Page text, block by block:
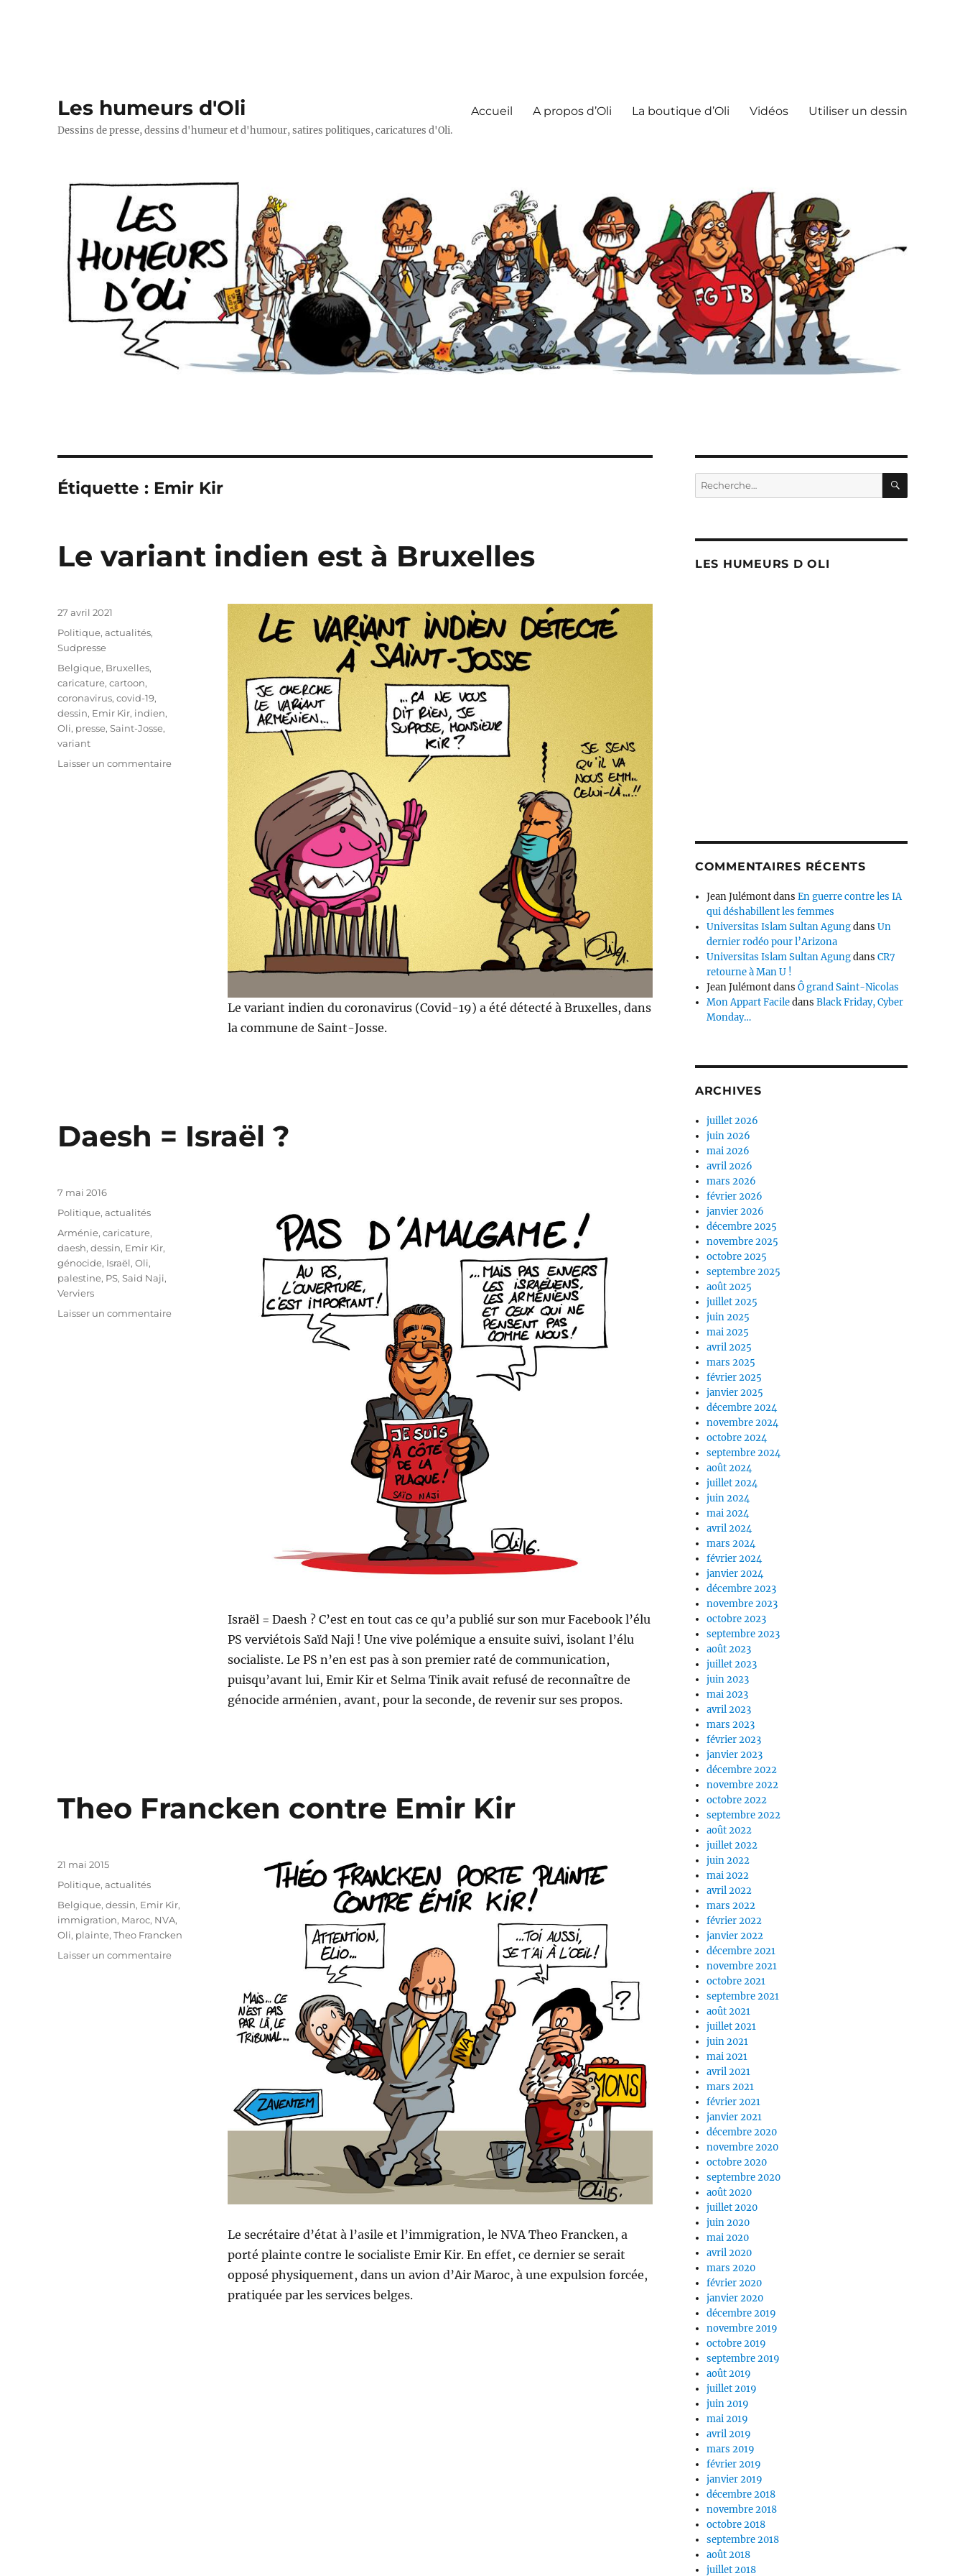
Les humeurs d'Oli
Dessins de presse, dessins d'humeur et d'humour, satires politiques, caricatures d'Oli.
Accueil A propos d’Oli La boutique d’Oli Vidéos Utiliser un dessin
Étiquette : Emir Kir
Le variant indien est à Bruxelles
Le variant indien du coronavirus (Covid-19) a été détecté à Bruxelles, dans
la commune de Saint-Josse.
Publié
27 avril 2021
Catégories
Politique, actualités,
Sudpresse
Étiquettes
Belgique, Bruxelles,
caricature,cartoon,
coronavirus,covid-19,
dessin, Emir Kir, indien,
Oli, presse,Saint-Josse,
variant
Laisser un commentairesur
Daesh = Israël ?
Israël = Daesh ? C’est en tout cas ce qu’a publié sur son mur Facebook l’élu
PS verviétois Saïd Naji ! Une vive polémique a ensuite suivi, isolant l’élu
socialiste. Le PS n’en est pas à son premier raté de communication,
puisqu’avant lui, Emir Kir et Selma Tinik avait refusé de reconnaître de
génocide arménien, avant, pour la seconde, de revenir sur ses propos.
Publié
7 mai 2016
Catégories
Politique, actualités
Étiquettes
Arménie,caricature,
daesh,dessin, Emir Kir,
génocide, Israël,Oli,
palestine, PS,Said Naji,
Verviers
Laisser un commentairesur
Theo Francken contre Emir Kir
Le secrétaire d’état à l’asile et l’immigration, le NVA Theo Francken, a
porté plainte contre le socialiste Emir Kir. En effet, ce dernier se serait
opposé physiquement, dans un avion d’Air Maroc, à une expulsion forcée,
pratiquée par les services belges.
Publié
21 mai 2015
Catégories
Politique, actualités
Étiquettes
Belgique,dessin, Emir Kir,
immigration, Maroc, NVA,
Oli, plainte,Theo Francken
Laisser un commentairesur
Recherche
pour :
LES HUMEURS D OLI
COMMENTAIRES RÉCENTS
Jean JulémontdansEn guerre contre les IA
qui déshabillent les femmes
Universitas Islam Sultan AgungdansUn
dernier rodéo pour l’Arizona
Universitas Islam Sultan AgungdansCR7
retourne à Man U !
Jean JulémontdansÔ grand Saint-Nicolas
Mon Appart FaciledansBlack Friday, Cyber
Monday…
ARCHIVES
juillet 2026
juin 2026
mai 2026
avril 2026
mars 2026
février 2026
janvier 2026
décembre 2025
novembre 2025
octobre 2025
septembre 2025
août 2025
juillet 2025
juin 2025
mai 2025
avril 2025
mars 2025
février 2025
janvier 2025
décembre 2024
novembre 2024
octobre 2024
septembre 2024
août 2024
juillet 2024
juin 2024
mai 2024
avril 2024
mars 2024
février 2024
janvier 2024
décembre 2023
novembre 2023
octobre 2023
septembre 2023
août 2023
juillet 2023
juin 2023
mai 2023
avril 2023
mars 2023
février 2023
janvier 2023
décembre 2022
novembre 2022
octobre 2022
septembre 2022
août 2022
juillet 2022
juin 2022
mai 2022
avril 2022
mars 2022
février 2022
janvier 2022
décembre 2021
novembre 2021
octobre 2021
septembre 2021
août 2021
juillet 2021
juin 2021
mai 2021
avril 2021
mars 2021
février 2021
janvier 2021
décembre 2020
novembre 2020
octobre 2020
septembre 2020
août 2020
juillet 2020
juin 2020
mai 2020
avril 2020
mars 2020
février 2020
janvier 2020
décembre 2019
novembre 2019
octobre 2019
septembre 2019
août 2019
juillet 2019
juin 2019
mai 2019
avril 2019
mars 2019
février 2019
janvier 2019
décembre 2018
novembre 2018
octobre 2018
septembre 2018
août 2018
juillet 2018